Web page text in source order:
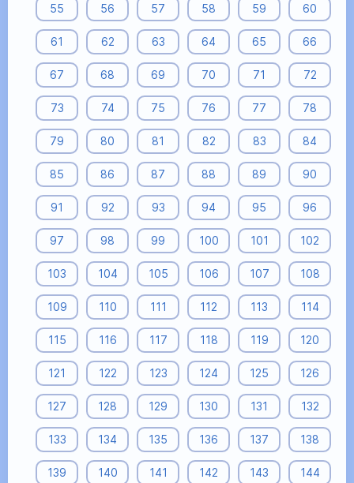
55 56 57 58 59 60
61 62 63 64 65 66
67 68 69 70 71 72
73 74 75 76 77 78
79 80 81 82 83 84
85 86 87 88 89 90
91 92 93 94 95 96
97 98 99 100 101 102
103 104 105 106 107 108
109 110 111 112 113 114
115 116 117 118 119 120
121 122 123 124 125 126
127 128 129 130 131 132
133 134 135 136 137 138
139 140 141 142 143 144